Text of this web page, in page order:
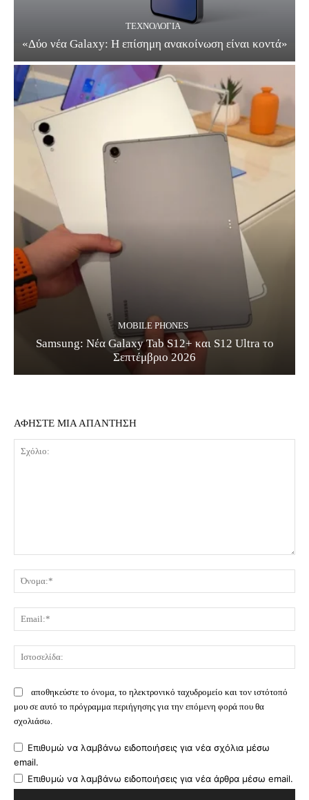
ΤΕΧΝΟΛΟΓΊΑ
«Δύο νέα Galaxy: Η επίσημη ανακοίνωση είναι κοντά»
MOBILE PHONES
Samsung: Νέα Galaxy Tab S12+ και S12 Ultra το
Σεπτέμβριο 2026
ΑΦΗΣΤΕ ΜΙΑ ΑΠΑΝΤΗΣΗ
αποθηκεύστε το όνομα, το ηλεκτρονικό ταχυδρομείο και τον ιστότοπό
μου σε αυτό το πρόγραμμα περιήγησης για την επόμενη φορά που θα
σχολιάσω.
Επιθυμώ να λαμβάνω ειδοποιήσεις για νέα σχόλια μέσω
email.
Επιθυμώ να λαμβάνω ειδοποιήσεις για νέα άρθρα μέσω email.